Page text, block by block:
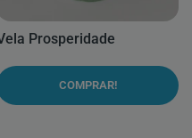
Prosperidade
COMPRAR!